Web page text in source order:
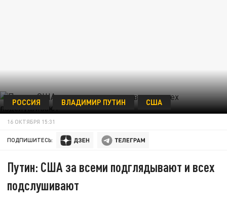
РОССИЯ ВЛАДИМИР ПУТИН США
16 ОКТЯБРЯ 15:31
ПОДПИШИТЕСЬ:
Путин: США за всеми подглядывают и всех
подслушивают